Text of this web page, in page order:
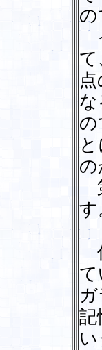
の
の
す
記